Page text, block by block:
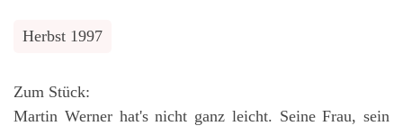
Herbst 1997
Zum Stück:
Martin Werner hat's nicht ganz leicht. Seine Frau, sein